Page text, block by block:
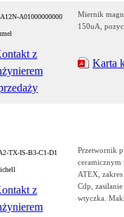
A01000000000
z
Miernik
150uA,
Karta
TX-IS-B3-C1-D1
z
Przetwornik
ceramicznym
ATEX,
Cdp,
wtyczka.